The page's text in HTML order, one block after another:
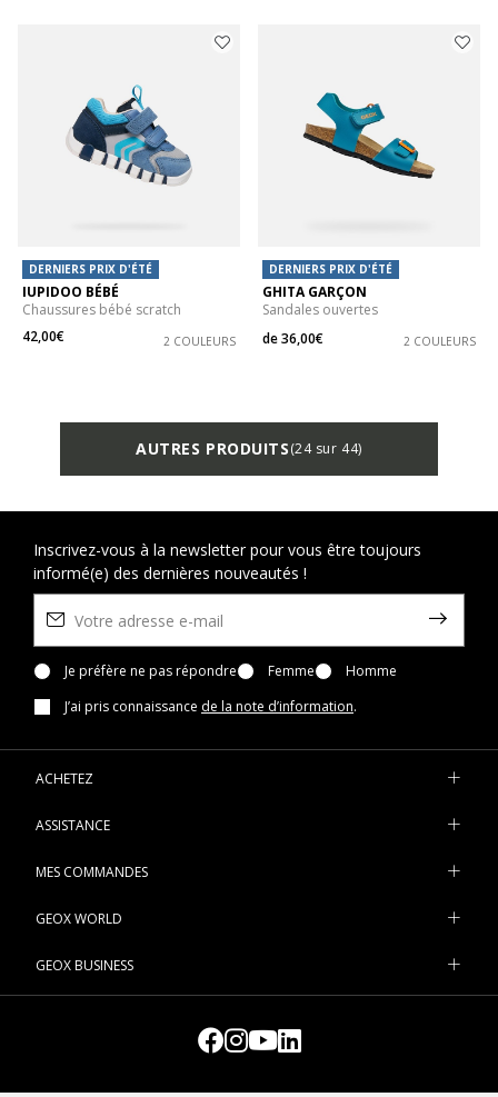
DERNIERS PRIX D'ÉTÉ
IUPIDOO BÉBÉ
Chaussures bébé scratch
42,00€
2 COULEURS
DERNIERS PRIX D'ÉTÉ
GHITA GARÇON
Sandales ouvertes
de36,00€ 2 COULEURS
AUTRES PRODUITS(24 sur 44)
Inscrivez-vous à la newsletter pour vous être toujours
informé(e) des dernières nouveautés !
Je préfère ne pas répondre Femme
Homme
J’ai pris connaissance de la note d’information.
ACHETEZ
ASSISTANCE
MES COMMANDES
GEOX WORLD
GEOX BUSINESS